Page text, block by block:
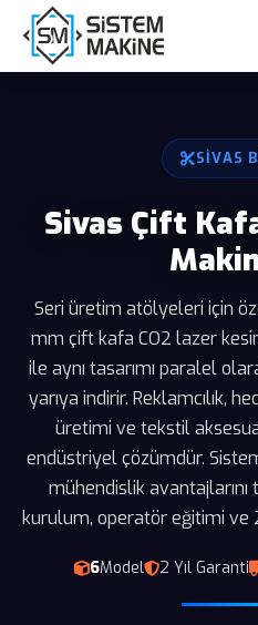
SIVAS
Sivas Çift
Seri üretim atölyeleri için
mm çift kafa CO2 lazer
ile aynı tasarımı paralel
yarıya indirir. Reklamcılık,
üretimi ve tekstil
endüstriyel çözümdür.
mühendislik avantajlarını
kurulum, operatör eğitimi ve
6Model 2 Yıl Garanti